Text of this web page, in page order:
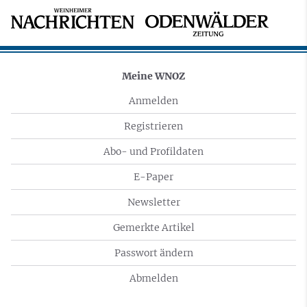
Meine WNOZ
Anmelden
Registrieren
Abo- und Profildaten
E-Paper
Newsletter
Gemerkte Artikel
Passwort ändern
Abmelden